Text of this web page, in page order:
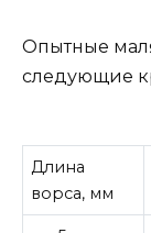
Опытные
следующие
Длина
ворса, мм